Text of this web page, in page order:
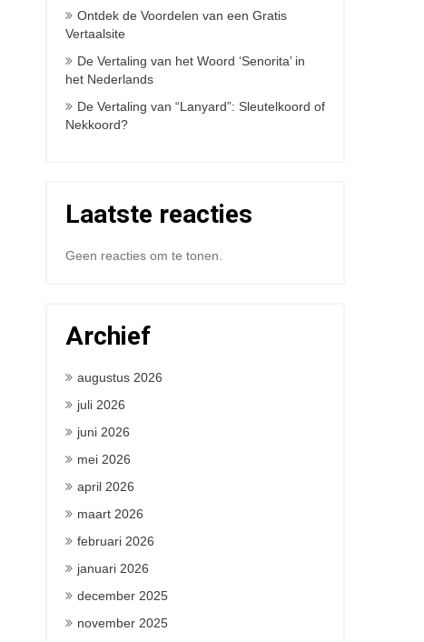
Ontdek de Voordelen van een Gratis
Vertaalsite
De Vertaling van het Woord ‘Senorita’ in
het Nederlands
De Vertaling van “Lanyard”: Sleutelkoord of
Nekkoord?
Laatste reacties
Geen reacties om te tonen.
Archief
augustus 2026
juli 2026
juni 2026
mei 2026
april 2026
maart 2026
februari 2026
januari 2026
december 2025
november 2025